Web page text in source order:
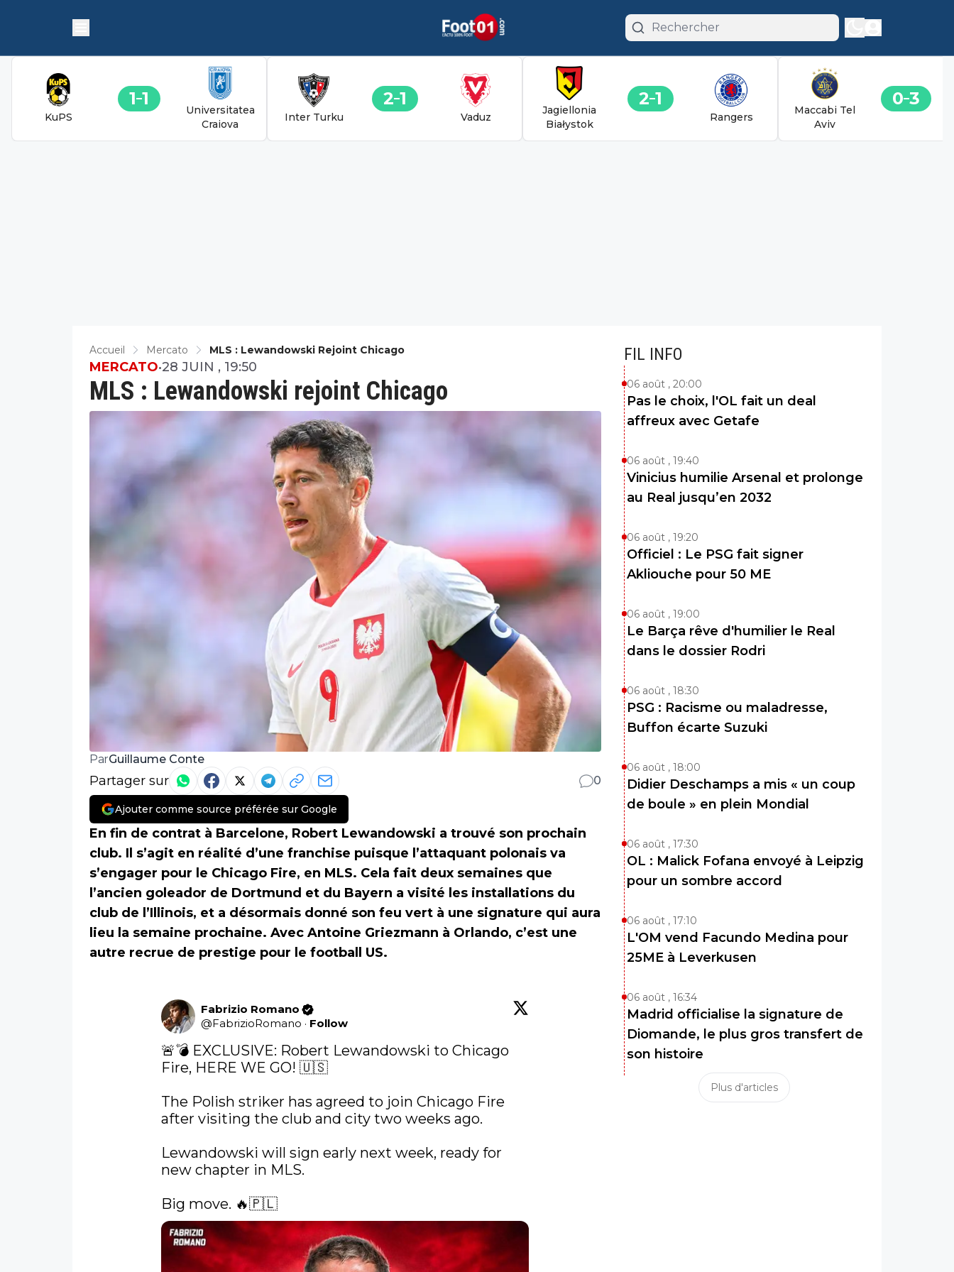
KuPS
1 1
Universitatea
Craiova
Inter Turku
2 1
Vaduz
Jagiellonia
Białystok
2 1
Rangers
Maccabi Tel
Aviv
0 3
Accueil Mercato MLS : Lewandowski Rejoint Chicago
MLS : Lewandowski rejoint Chicago
MERCATO•28 JUIN , 19:50
ParGuillaume Conte
Partager sur 0
Ajouter comme source préférée sur Google
En fin de contrat à Barcelone, Robert Lewandowski a trouvé son prochain
club. Il s’agit en réalité d’une franchise puisque l’attaquant polonais va
s’engager pour le Chicago Fire, en MLS. Cela fait deux semaines que
l’ancien goleador de Dortmund et du Bayern a visité les installations du
club de l’Illinois, et a désormais donné son feu vert à une signature qui aura
lieu la semaine prochaine. Avec Antoine Griezmann à Orlando, c’est une
autre recrue de prestige pour le football US.
Fabrizio Romano
@FabrizioRomano · Follow
🚨💣 EXCLUSIVE: Robert Lewandowski to Chicago
Fire, HERE WE GO! 🇺🇸
The Polish striker has agreed to join Chicago Fire
after visiting the club and city two weeks ago.
Lewandowski will sign early next week, ready for
new chapter in MLS.
Big move. 🔥🇵🇱
FIL INFO
06 août , 20:00
Pas le choix, l'OL fait un deal
affreux avec Getafe
06 août , 19:40
Vinicius humilie Arsenal et prolonge
au Real jusqu’en 2032
06 août , 19:20
Officiel : Le PSG fait signer
Akliouche pour 50 ME
06 août , 19:00
Le Barça rêve d'humilier le Real
dans le dossier Rodri
06 août , 18:30
PSG : Racisme ou maladresse,
Buffon écarte Suzuki
06 août , 18:00
Didier Deschamps a mis « un coup
de boule » en plein Mondial
06 août , 17:30
OL : Malick Fofana envoyé à Leipzig
pour un sombre accord
06 août , 17:10
L'OM vend Facundo Medina pour
25ME à Leverkusen
06 août , 16:34
Madrid officialise la signature de
Diomande, le plus gros transfert de
son histoire
Plus d'articles